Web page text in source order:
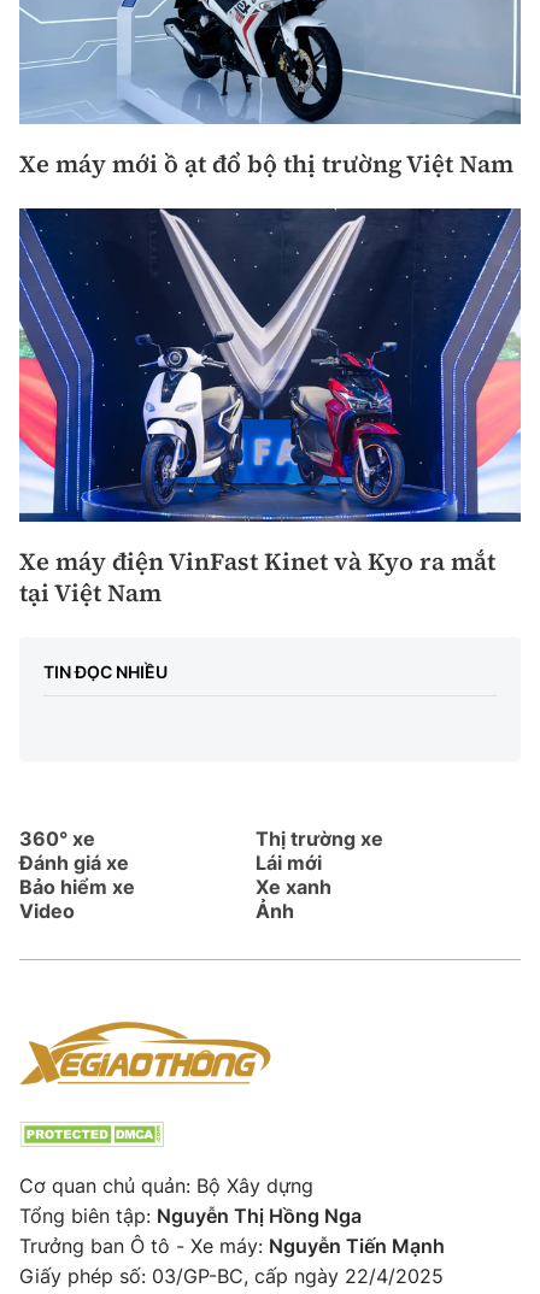
Xe máy mới ồ ạt đổ bộ thị trường Việt Nam
Xe máy điện VinFast Kinet và Kyo ra mắt
tại Việt Nam
TIN ĐỌC NHIỀU
360° xe
Thị trường xe
Đánh giá xe
Lái mới
Bảo hiểm xe
Xe xanh
Video
Ảnh
Cơ quan chủ quản: Bộ Xây dựng
Tổng biên tập: Nguyễn Thị Hồng Nga
Trưởng ban Ô tô - Xe máy: Nguyễn Tiến Mạnh
Giấy phép số: 03/GP-BC, cấp ngày 22/4/2025